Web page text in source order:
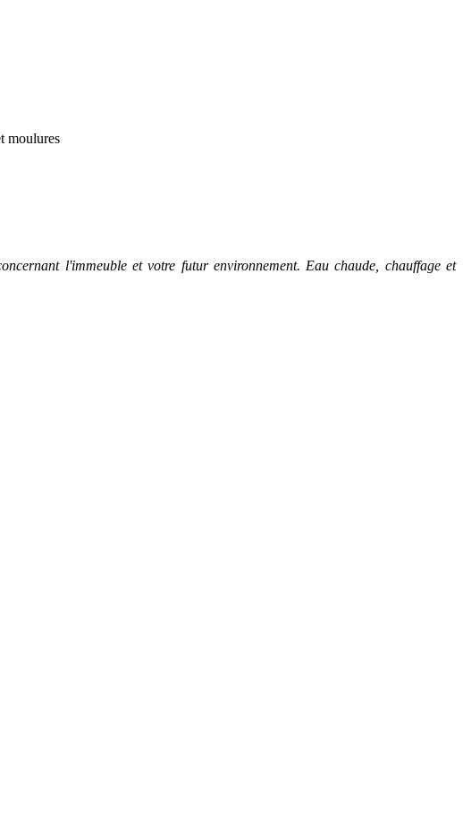
moulures
l'immeuble et votre futur environnement. Eau chaude, chauffage et